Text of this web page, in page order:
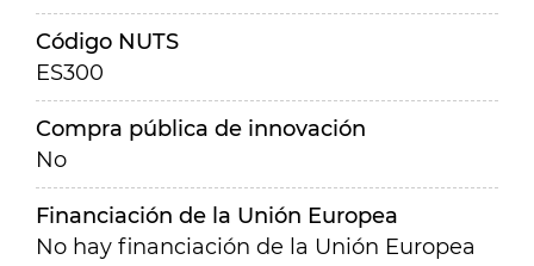
Código NUTS
ES300
Compra pública de innovación
No
Financiación de la Unión Europea
No hay financiación de la Unión Europea